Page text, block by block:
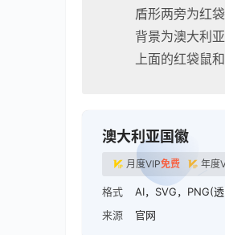
盾形两旁为红
背景为澳大利
上面的红袋鼠
澳大利亚国徽
月度VIP免费 年度
格式 AI，SVG，PNG(
来源
官网